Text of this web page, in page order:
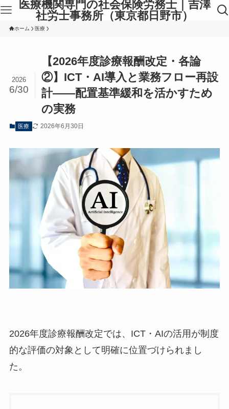
医療機関専門の社会保険労務士｜吉澤
社労士事務所（東京都日野市）
ホーム 医療
【2026年度診療報酬改定・各論
②】ICT・AI導入と業務フロー再設
計——配置基準緩和を活かすため
の実務
2026
6/30
医療 2026年6月30日
2026年度診療報酬改定では、ICT・AIの活用が制度
的な評価の対象として明確に位置づけられまし
た。